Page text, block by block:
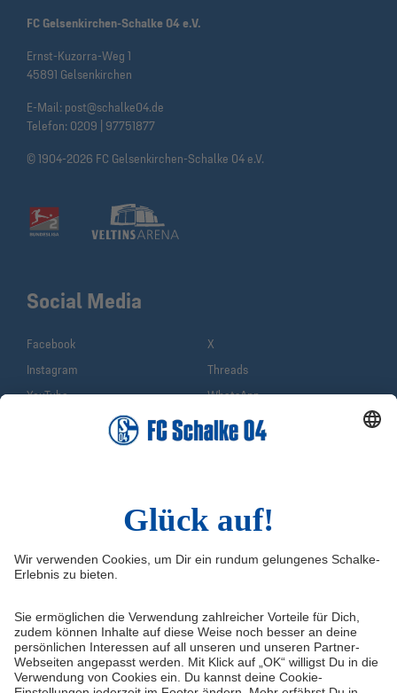
FC Gelsenkirchen-Schalke 04 e.V.
Ernst-Kuzorra-Weg 1
45891 Gelsenkirchen
E-Mail: post@schalke04.de
Telefon: 0209 | 97751877
© 1904-2026 FC Gelsenkirchen-Schalke 04 e.V.
Service & Kontakt
Erklärung zur Barrierefreiheit
Medienportal
Datenschutz
Tickets
VELTINS-Arena
Knappenschmiede
ERWIN buchen
Social Media
Facebook
X
Instagram
Threads
YouTube
WhatsApp
Sina Weibo